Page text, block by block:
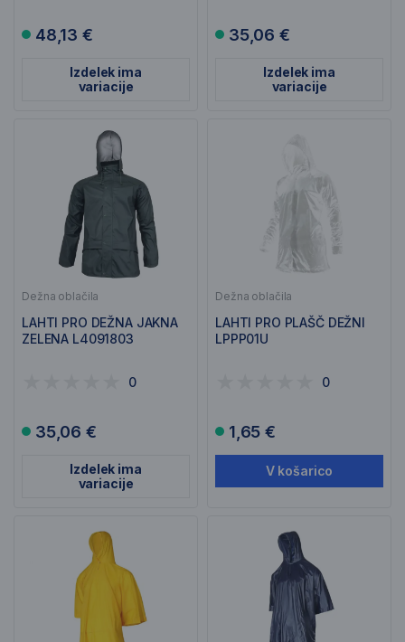
48,13 €
Izdelek ima
variacije
35,06 €
Izdelek ima
variacije
Dežna oblačila
LAHTI PRO DEŽNA JAKNA
ZELENA L4091803
0
35,06 €
Izdelek ima
variacije
Dežna oblačila
LAHTI PRO PLAŠČ DEŽNI
LPPP01U
0
1,65 €
V košarico